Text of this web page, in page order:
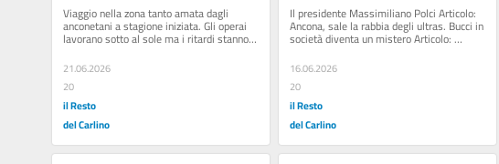
La Pineta? E’ un cantiere
Viaggio nella zona tanto amata dagli
anconetani a stagione iniziata. Gli operai
lavorano sotto al sole ma i ritardi stanno
21.06.2026
20
il Resto
del Carlino
Il presidente Massimiliano Polci Articolo:
Ancona, sale la rabbia degli ultras. Bucci in
società diventa un mistero Articolo:
16.06.2026
20
il Resto
del Carlino